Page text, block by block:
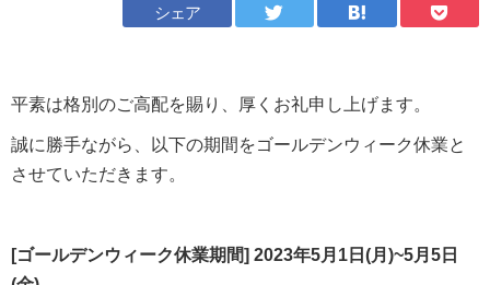
シェア
平素は格別のご高配を賜り、厚くお礼申し上げます。
誠に勝手ながら、以下の期間をゴールデンウィーク休業と
させていただきます。
[ゴールデンウィーク休業期間] 2023年5月1日(月)~5月5日